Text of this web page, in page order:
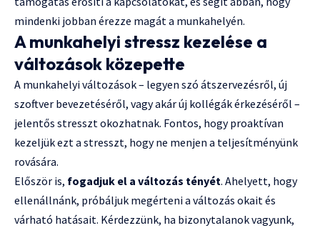
mindenki jobban érezze magát a munkahelyén.
A munkahelyi stressz kezelése a
változások közepette
A munkahelyi változások – legyen szó átszervezésről, új
szoftver bevezetéséről, vagy akár új kollégák érkezéséről –
jelentős stresszt okozhatnak. Fontos, hogy proaktívan
kezeljük ezt a stresszt, hogy ne menjen a teljesítményünk
rovására.
Először is, fogadjuk el a változás tényét. Ahelyett, hogy
ellenállnánk, próbáljuk megérteni a változás okait és
várható hatásait. Kérdezzünk, ha bizonytalanok vagyunk,